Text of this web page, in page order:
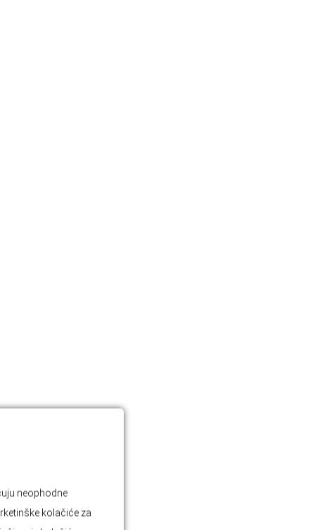
neophodne
kolačiće za